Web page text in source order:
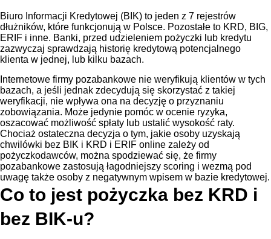
Biuro Informacji Kredytowej (BIK) to jeden z 7 rejestrów
dłużników, które funkcjonują w Polsce. Pozostałe to KRD, BIG,
ERIF i inne. Banki, przed udzieleniem pożyczki lub kredytu
zazwyczaj sprawdzają historię kredytową potencjalnego
klienta w jednej, lub kilku bazach.
Internetowe firmy pozabankowe nie weryfikują klientów w tych
bazach, a jeśli jednak zdecydują się skorzystać z takiej
weryfikacji, nie wpływa ona na decyzję o przyznaniu
zobowiązania. Może jedynie pomóc w ocenie ryzyka,
oszacować możliwość spłaty lub ustalić wysokość raty.
Chociaż ostateczna decyzja o tym, jakie osoby uzyskają
chwilówki bez BIK i KRD i ERIF online zależy od
pożyczkodawców, można spodziewać się, że firmy
pozabankowe zastosują łagodniejszy scoring i wezmą pod
uwagę także osoby z negatywnym wpisem w bazie kredytowej.
Co to jest pożyczka bez KRD i
bez BIK-u?